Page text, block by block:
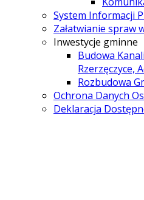
System Informacji
Załatwianie spraw
Inwestycje gminne
Budowa
Rzerzęczyce,
Rozbudowa
Ochrona Danych
Deklaracja